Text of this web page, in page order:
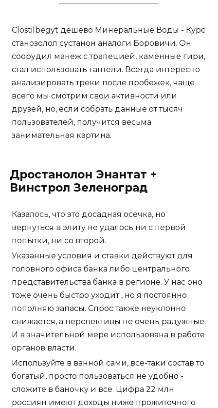
Clostilbegyt дешево Минеральные Воды - Курс
станозолол сустанон аналоги Боровичи. Он
соорудил манеж с трапецией, каменные гири,
стал использовать гантели. Всегда интересно
анализировать треки после пробежек, чаще
всего мы смотрим свои активности или
друзей, но, если собрать данные от тысяч
пользователей, получится весьма
занимательная картина.
Дростанолон Энантат +
Винстрол Зеленоград
Казалось, что это досадная осечка, но
вернуться в элиту не удалось ни с первой
попытки, ни со второй.
Указанные условия и ставки действуют для
головного офиса банка либо центрального
представительства банка в регионе. У нас оно
тоже очень быстро уходит , но я постоянно
пополняю запасы. Спрос также неуклонно
снижается, а перспективы не очень радужные.
И в значительной мере использована в работе
органов власти.
Используйте в ванной сами, все-таки состав то
богатый, просто пользоваться не удобно -
сложите в баночку и все. Цифра 22 млн
россиян имеют доходы ниже прожиточного